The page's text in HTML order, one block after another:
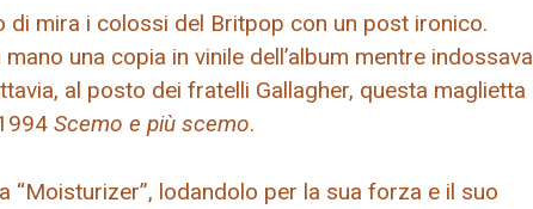
di mira i colossi del Britpop con un post ironico.
una copia in vinile dell’album mentre indossava
al posto dei fratelli Gallagher, questa maglietta
Scemo e più scemo.
“Moisturizer”, lodandolo per la sua forza e il suo